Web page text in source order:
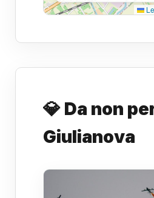
💎 Da non
Giulianova